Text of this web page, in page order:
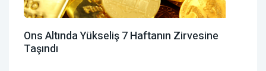
Ons Altında Yükseliş 7 Haftanın Zirvesine
Taşındı